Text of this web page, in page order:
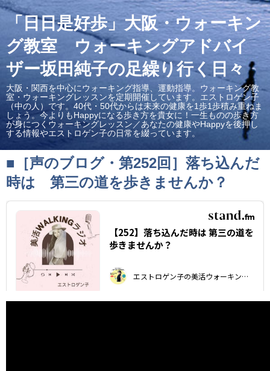
「日日是好歩」大阪・ウォーキン
グ教室 ウォーキングアドバイ
ザー坂田純子の足繰り行く日々
大阪・関西を中心にウォーキング指導、運動指導。ウォーキング教
室・ウォーキングレッスンを定期開催しています。エストロゲン子
（中の人）です。40代・50代からは未来の健康を1歩1歩積み重ねま
しょう。今よりもHappyになる歩き方を貴女に！一生ものの歩き方
が身につくウォーキングレッスン／あなたの健康やHappyを後押し
する情報やエストロゲン子の日常を綴っています。
■［声のブログ・第252回］落ち込んだ
時は 第三の道を歩きませんか？